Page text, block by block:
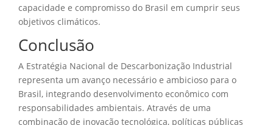
capacidade e compromisso do Brasil em cumprir seus
objetivos climáticos.
Conclusão
A Estratégia Nacional de Descarbonização Industrial
representa um avanço necessário e ambicioso para o
Brasil, integrando desenvolvimento econômico com
responsabilidades ambientais. Através de uma
combinação de inovação tecnológica, políticas públicas